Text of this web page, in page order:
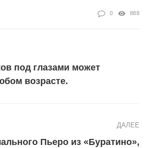
0 888
под глазами может
возрасте.
ДАЛЕЕ
Пьеро из «Буратино»,